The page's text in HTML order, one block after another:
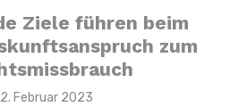
Ziele führen beim
zum
Veröffentlicht
2. Februar 2023